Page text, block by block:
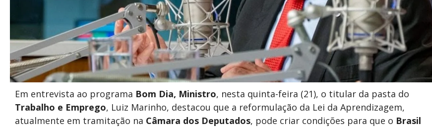
Em entrevista ao programa Bom Dia, Ministro, nesta quinta-feira (21), o titular da pasta do
Trabalho e Emprego, Luiz Marinho, destacou que a reformulação da Lei da Aprendizagem,
atualmente em tramitação na Câmara dos Deputados, pode criar condições para que o Brasil